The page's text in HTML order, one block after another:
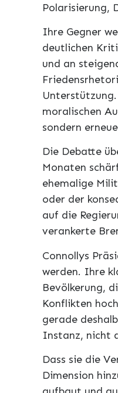
Polarisierung,
Ihre Gegner
deutlichen
und an
moralischen
sondern
Die Debatte
Monaten
ehemalige
oder der
auf die
verankerte
Connollys
werden. Ihre
Bevölkerung,
Konflikten
gerade
Instanz, nicht
Dass sie die
Dimension